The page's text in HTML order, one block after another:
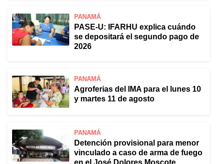
PANAMÁ
PASE-U: IFARHU explica cuándo
se depositará el segundo pago de
2026
PANAMÁ
Agroferias del IMA para el lunes 10
y martes 11 de agosto
PANAMÁ
Detención provisional para menor
vinculado a caso de arma de fuego
en el José Dolores Moscote